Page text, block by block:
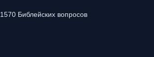
1570 Библейских вопросов